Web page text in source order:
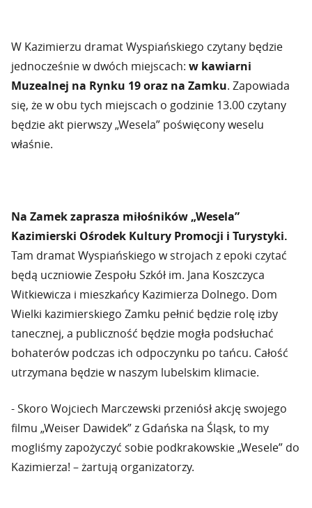
W Kazimierzu dramat Wyspiańskiego czytany będzie
jednocześnie w dwóch miejscach: w kawiarni
Muzealnej na Rynku 19 oraz na Zamku. Zapowiada
się, że w obu tych miejscach o godzinie 13.00 czytany
będzie akt pierwszy „Wesela” poświęcony weselu
właśnie.
Na Zamek zaprasza miłośników „Wesela”
Kazimierski Ośrodek Kultury Promocji i Turystyki.
Tam dramat Wyspiańskiego w strojach z epoki czytać
będą uczniowie Zespołu Szkół im. Jana Koszczyca
Witkiewicza i mieszkańcy Kazimierza Dolnego. Dom
Wielki kazimierskiego Zamku pełnić będzie rolę izby
tanecznej, a publiczność będzie mogła podsłuchać
bohaterów podczas ich odpoczynku po tańcu. Całość
utrzymana będzie w naszym lubelskim klimacie.
- Skoro Wojciech Marczewski przeniósł akcję swojego
filmu „Weiser Dawidek” z Gdańska na Śląsk, to my
mogliśmy zapożyczyć sobie podkrakowskie „Wesele” do
Kazimierza! – żartują organizatorzy.